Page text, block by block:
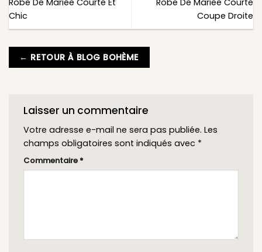
Robe De Mariée Courte Et
Chic
Robe De Mariée Courte
Coupe Droite
← RETOUR À BLOG BOHÈME
Laisser un commentaire
Votre adresse e-mail ne sera pas publiée. Les
champs obligatoires sont indiqués avec *
Commentaire *